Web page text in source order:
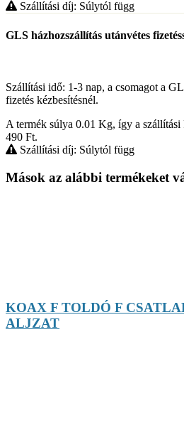
Szállítási díj: Súlytól függ
GLS házhozszállítás utánvétes
Szállítási idő: 1-3 nap, a csomagot a
fizetés kézbesítésnél.
A termék súlya 0.01 Kg, így a szállítási
490 Ft.
Szállítási díj: Súlytól függ
Mások az alábbi termékeket
KOAX F TOLDÓ F
ALJZAT